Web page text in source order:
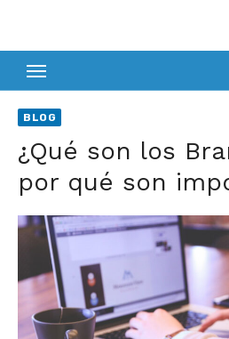
BLOG
¿Qué son los
por qué son